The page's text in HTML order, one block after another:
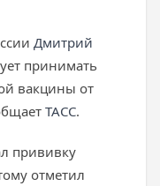
Дмитрий
принимать
вакцины от
ТАСС.
прививку
отметил